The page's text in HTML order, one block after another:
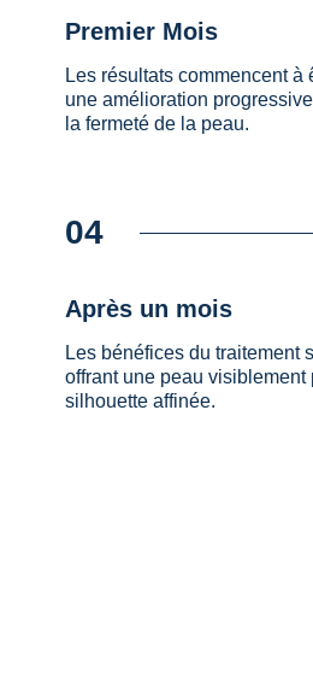
⁠Premier Mois
Les résultats commencent à
une amélioration
la fermeté de la peau.
04
⁠Après un mois
Les bénéfices du traitement
offrant une peau visiblement
silhouette affinée.